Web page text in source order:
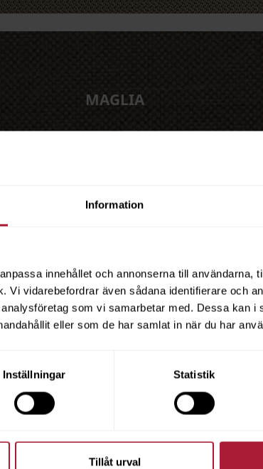
Information
innehållet och annonserna till användarna,
Vi vidarebefordrar även sådana identifierare och
som vi samarbetar med. Dessa kan i
eller som de har samlat in när du har
Inställningar Statistik
Tillåt urval
MAGLIA